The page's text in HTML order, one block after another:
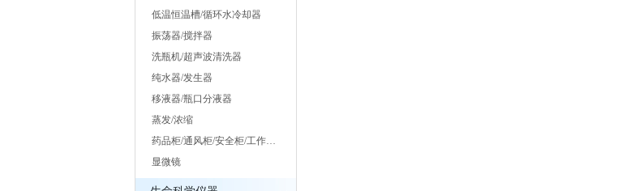
低温恒温槽/循环水冷却器
振荡器/搅拌器
洗瓶机/超声波清洗器
纯水器/发生器
移液器/瓶口分液器
蒸发/浓缩
药品柜/通风柜/安全柜/工作…
显微镜